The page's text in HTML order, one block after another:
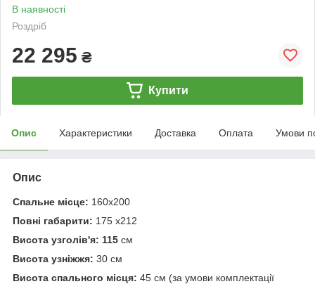
В наявності
Роздріб
22 295 ₴
Купити
Опис Характеристики Доставка Оплата Умови
Опис
Спальне місце: 160х200
Повні габарити: 175 х212
Висота узголів'я: 115 см
Висота узніжжя: 30 см
Висота спального місця: 45 см (за умови комплектації